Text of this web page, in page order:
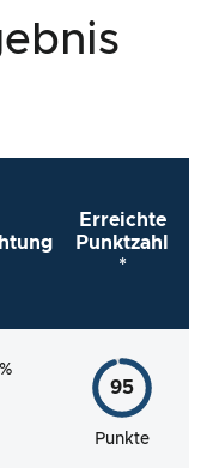
Erreichte
Punktzahl
*
95
Punkte